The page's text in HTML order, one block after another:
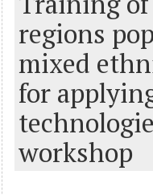
o
k
n
regions
mixed
for
workshop